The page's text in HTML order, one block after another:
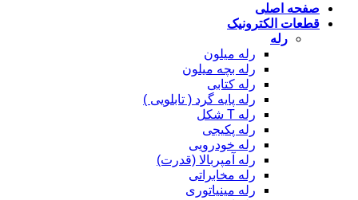
صفحه اصلی
قطعات الکترونیک
رله
رله میلون
رله بچه میلون
رله کتابی
رله پایه گرد ( تابلویی )
رله T شکل
رله پکیجی
رله خودرویی
رله آمپربالا (قدرت)
رله مخابراتی
رله مینیاتوری